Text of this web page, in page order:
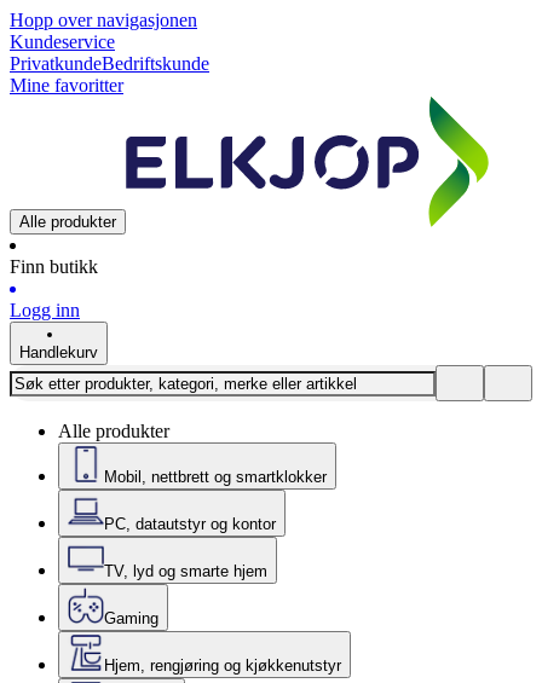
Hopp over navigasjonen
Kundeservice
PrivatkundeBedriftskunde
Mine favoritter
Alle produkter
Finn butikk
Logg inn
Handlekurv
Alle produkter
Mobil, nettbrett og smartklokker
PC, datautstyr og kontor
TV, lyd og smarte hjem
Gaming
Hjem, rengjøring og kjøkkenutstyr